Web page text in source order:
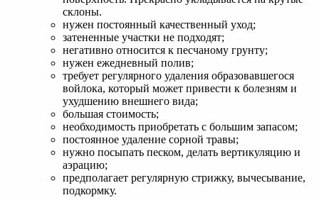
склоны.
нужен постоянный качественный уход;
затененные участки не подходят;
негативно относится к песчаному грунту;
нужен ежедневный полив;
требует регулярного удаления образовавшегося
войлока, который может привести к болезням и
ухудшению внешнего вида;
большая стоимость;
необходимость приобретать с большим запасом;
постоянное удаление сорной травы;
нужно посыпать песком, делать вертикуляцию и
аэрацию;
предполагает регулярную стрижку, вычесывание,
подкормку.